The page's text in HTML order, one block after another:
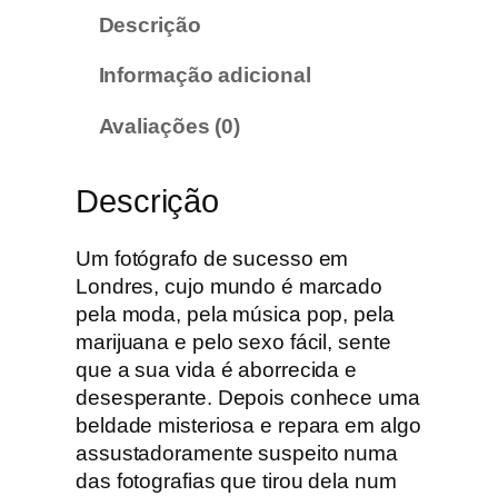
w
u
p
Descrição
Informação adicional
Avaliações (0)
Descrição
Um fotógrafo de sucesso em
Londres, cujo mundo é marcado
pela moda, pela música pop, pela
marijuana e pelo sexo fácil, sente
que a sua vida é aborrecida e
desesperante. Depois conhece uma
beldade misteriosa e repara em algo
assustadoramente suspeito numa
das fotografias que tirou dela num